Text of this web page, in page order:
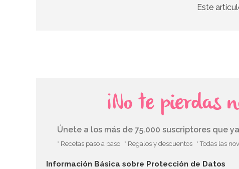
Este
¡No te pierdas
Únete a los más de 75.000 suscriptores que
* Recetas paso a paso * Regalos y descuentos * Todas las
Información Básica sobre Protección de Datos